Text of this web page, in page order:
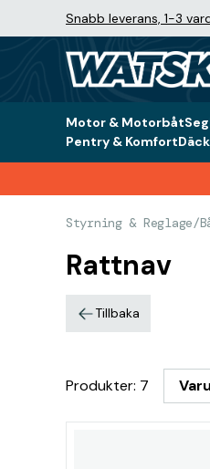
Snabb leverans, 1-3
Motor & Motorbåt
Pentry & Komfort
Styrning & Reglage/
Rattnav
Tillbaka
Produkter: 7